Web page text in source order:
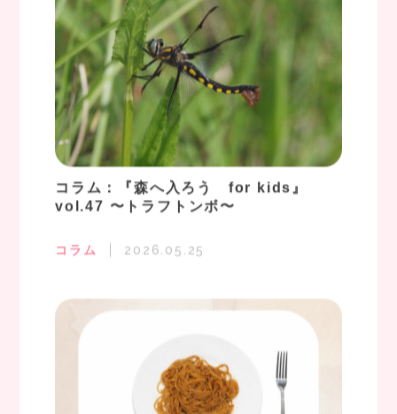
コラム：『森へ入ろう for kids』
vol.47 〜トラフトンボ〜
コラム 2026.05.25